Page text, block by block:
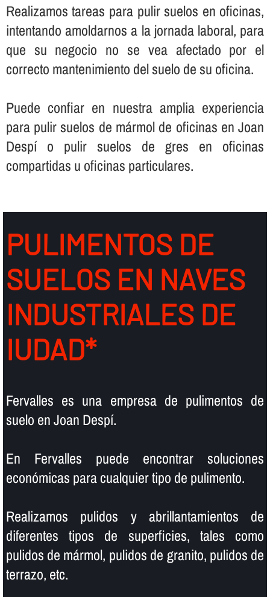
Realizamos tareas para pulir suelos en oficinas,
intentando amoldarnos a la jornada laboral, para
que su negocio no se vea afectado por el
correcto mantenimiento del suelo de su oficina.
Puede confiar en nuestra amplia experiencia
para pulir suelos de mármol de oficinas en Joan
Despí o pulir suelos de gres en oficinas
compartidas u oficinas particulares.
PULIMENTOS DE
SUELOS EN NAVES
INDUSTRIALES DE
IUDAD*
Fervalles es una empresa de pulimentos de
suelo en Joan Despí.
En Fervalles puede encontrar soluciones
económicas para cualquier tipo de pulimento.
Realizamos pulidos y abrillantamientos de
diferentes tipos de superficies, tales como
pulidos de mármol, pulidos de granito, pulidos de
terrazo, etc.